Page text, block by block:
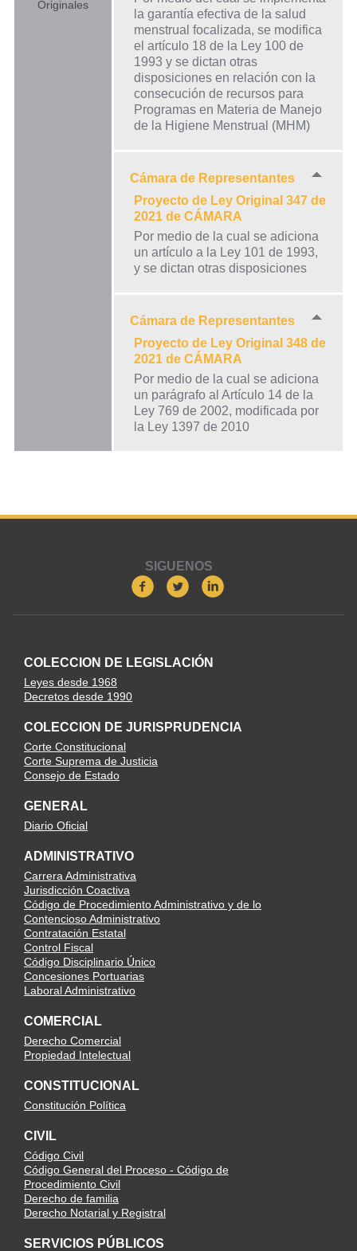
Originales
la garantía efectiva de la salud
menstrual focalizada, se modifica
el artículo 18 de la Ley 100 de
1993 y se dictan otras
disposiciones en relación con la
consecución de recursos para
Programas en Materia de Manejo
de la Higiene Menstrual (MHM)
Cámara de Representantes
Proyecto de Ley Original 347 de
2021 de CÁMARA
Por medio de la cual se adiciona
un artículo a la Ley 101 de 1993,
y se dictan otras disposiciones
Cámara de Representantes
Proyecto de Ley Original 348 de
2021 de CÁMARA
Por medio de la cual se adiciona
un parágrafo al Artículo 14 de la
Ley 769 de 2002, modificada por
la Ley 1397 de 2010
SIGUENOS
COLECCION DE LEGISLACIÓN
Leyes desde 1968
Decretos desde 1990
COLECCION DE JURISPRUDENCIA
Corte Constitucional
Corte Suprema de Justicia
Consejo de Estado
GENERAL
Diario Oficial
ADMINISTRATIVO
Carrera Administrativa
Jurisdicción Coactiva
Código de Procedimiento Administrativo y de lo
Contencioso Administrativo
Contratación Estatal
Control Fiscal
Código Disciplinario Único
Concesiones Portuarias
Laboral Administrativo
COMERCIAL
Derecho Comercial
Propiedad Intelectual
CONSTITUCIONAL
Constitución Política
CIVIL
Código Civil
Código General del Proceso - Código de
Procedimiento Civil
Derecho de familia
Derecho Notarial y Registral
SERVICIOS PÚBLICOS